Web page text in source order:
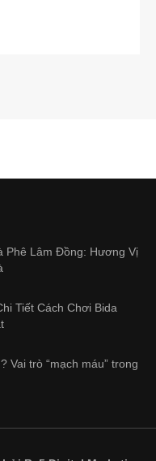
Phê Lâm Đồng: Hương Vị
Tiết Cách Chơi Bida
Vai trò “mạch máu” trong